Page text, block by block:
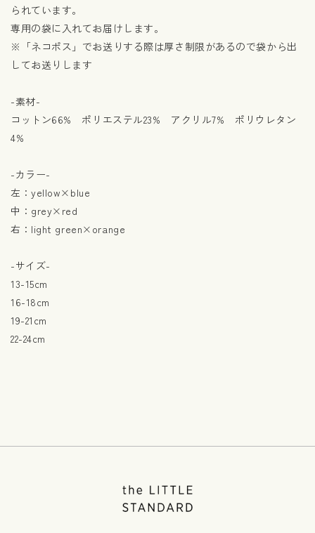
られています。
専用の袋に入れてお届けします。
※「ネコポス」でお送りする際は厚さ制限があるので袋から出
してお送りします
-素材-
コットン66% ポリエステル23% アクリル7% ポリウレタン
4%
-カラー-
左：yellow×blue
中：grey×red
右：light green×orange
-サイズ-
13-15cm
16-18cm
19-21cm
22-24cm